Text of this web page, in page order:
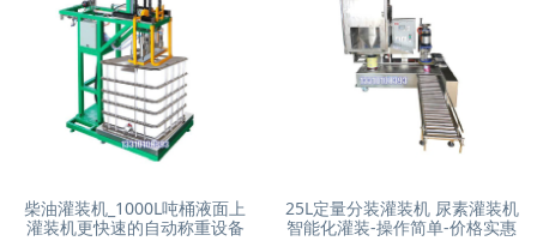
柴油灌装机_1000L吨桶液面上
灌装机更快速的自动称重设备
25L定量分装灌装机 尿素灌装机
智能化灌装-操作简单-价格实惠